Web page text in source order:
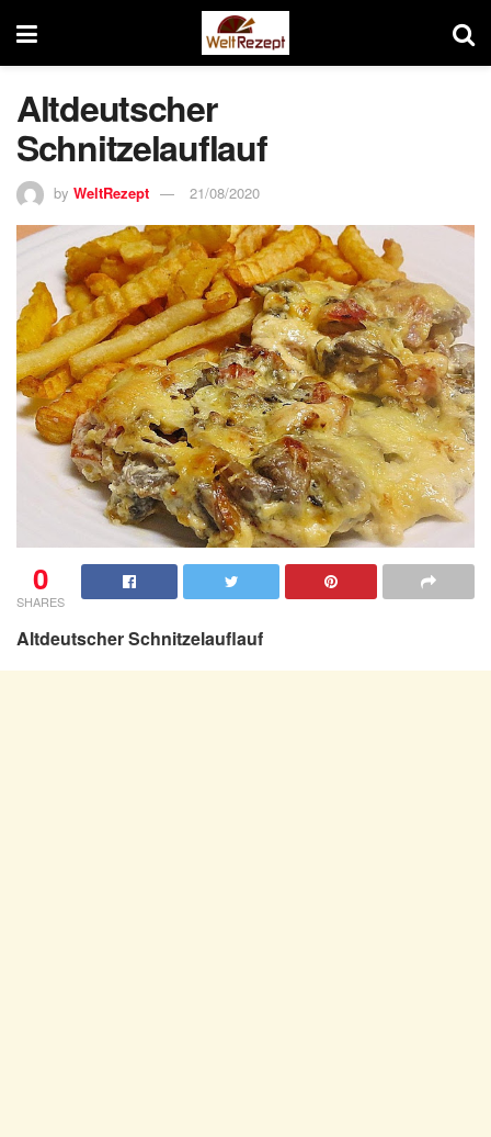
Altdeutscher
Schnitzelauflauf
by WeltRezept 21/08/2020
0
SHARES
Altdeutscher Schnitzelauflauf